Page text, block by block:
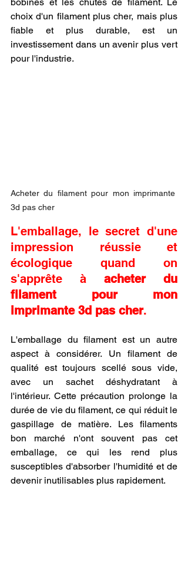
choix d'un filament plus cher, mais plus
fiable et plus durable, est un
investissement dans un avenir plus vert
pour l'industrie.
Acheter du filament pour mon imprimante
3d pas cher
L'emballage, le secret d'une
impression réussie et
écologique quand on
s'apprête à acheter du
filament pour mon
imprimante 3d pas cher.
L'emballage du filament est un autre
aspect à considérer. Un filament de
qualité est toujours scellé sous vide,
avec un sachet déshydratant à
l'intérieur. Cette précaution prolonge la
durée de vie du filament, ce qui réduit le
gaspillage de matière. Les filaments
bon marché n'ont souvent pas cet
emballage, ce qui les rend plus
susceptibles d'absorber l'humidité et de
devenir inutilisables plus rapidement.